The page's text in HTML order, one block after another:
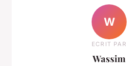
W
ECRIT PAR
Wassim